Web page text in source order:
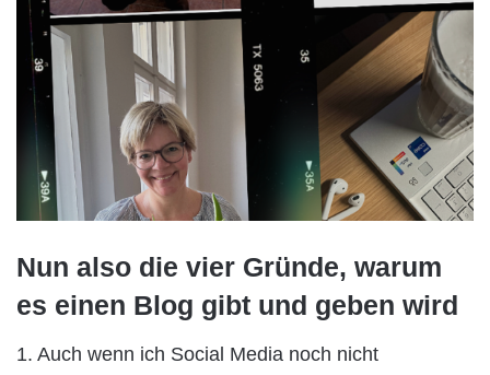
Nun also die vier Gründe, warum
es einen Blog gibt und geben wird
1. Auch wenn ich Social Media noch nicht